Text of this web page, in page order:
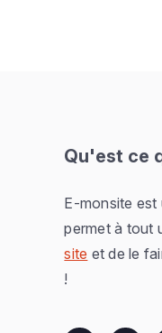
Qu'est ce
E-monsite est
permet à tout
site et de le
!